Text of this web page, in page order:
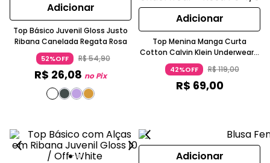
Adicionar
Top Básico Juvenil Gloss Justo
Ribana Canelada Regata Rosa
52%OFF R$54,90
R$ 26,08 no Pix
Adicionar
Top Menina Manga Curta
Cotton Calvin Klein Underwear -
Rosa Pó
42%OFF R$119,00
R$ 69,00
Adicionar